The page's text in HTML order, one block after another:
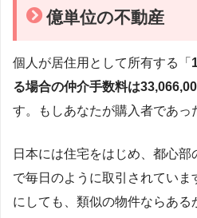
億単位の不動産
個人が居住用として所有する「
る場合の仲介手数料は
す。もしあなたが購入者であっ
日本には住宅をはじめ、都心
で毎日のように取引されてい
にしても、類似の物件ならあ